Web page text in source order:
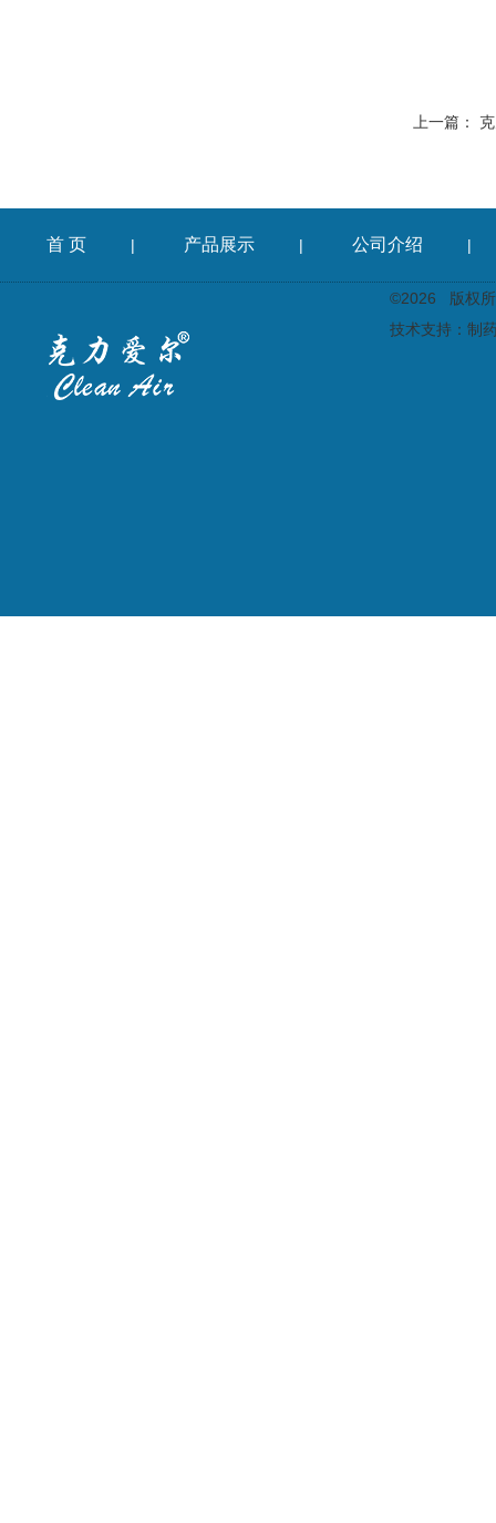
上一篇：
首 页 | 产品展示 | 公司介绍 |
©2026 版权所
技术支持： 制